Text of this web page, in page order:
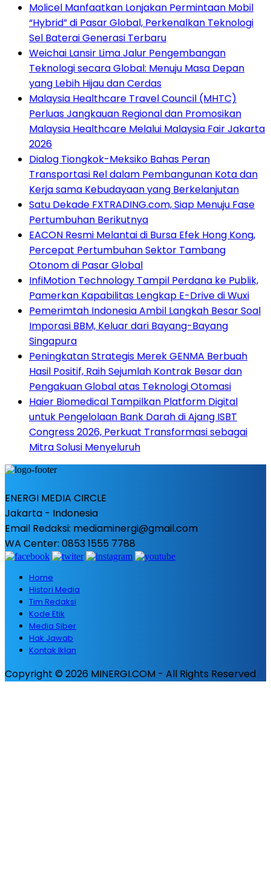
Molicel Manfaatkan Lonjakan Permintaan Mobil
“Hybrid” di Pasar Global, Perkenalkan Teknologi
Sel Baterai Generasi Terbaru
Weichai Lansir Lima Jalur Pengembangan
Teknologi secara Global: Menuju Masa Depan
yang Lebih Hijau dan Cerdas
Malaysia Healthcare Travel Council (MHTC)
Perluas Jangkauan Regional dan Promosikan
Malaysia Healthcare Melalui Malaysia Fair Jakarta
2026
Dialog Tiongkok-Meksiko Bahas Peran
Transportasi Rel dalam Pembangunan Kota dan
Kerja sama Kebudayaan yang Berkelanjutan
Satu Dekade FXTRADING.com, Siap Menuju Fase
Pertumbuhan Berikutnya
EACON Resmi Melantai di Bursa Efek Hong Kong,
Percepat Pertumbuhan Sektor Tambang
Otonom di Pasar Global
InfiMotion Technology Tampil Perdana ke Publik,
Pamerkan Kapabilitas Lengkap E-Drive di Wuxi
Pemerimtah Indonesia Ambil Langkah Besar Soal
Imporasi BBM, Keluar dari Bayang-Bayang
Singapura
Peningkatan Strategis Merek GENMA Berbuah
Hasil Positif, Raih Sejumlah Kontrak Besar dan
Pengakuan Global atas Teknologi Otomasi
Haier Biomedical Tampilkan Platform Digital
untuk Pengelolaan Bank Darah di Ajang ISBT
Congress 2026, Perkuat Transformasi sebagai
Mitra Solusi Menyeluruh
ENERGI MEDIA CIRCLE
Jakarta - Indonesia
Email Redaksi: mediaminergi@gmail.com
WA Center: 0853 1555 7788
Home
Histori Media
Tim Redaksi
Kode Etik
Media Siber
Hak Jawab
Kontak Iklan
Copyright © 2026 MINERGI.COM - All Rights Reserved